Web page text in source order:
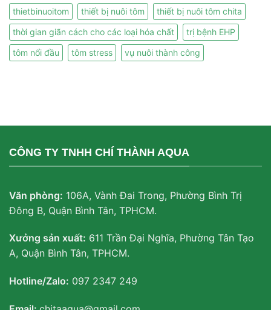
thietbinuoitom
thiết bị nuôi tôm
thiết bị nuôi tôm chita
thời gian giãn cách cho các loại hóa chất
trị bệnh EHP
tôm nổi đầu
tôm stress vụ nuôi thành công
CÔNG TY TNHH CHÍ THÀNH AQUA
Văn phòng: 106A, Vành Đai Trong, Phường Bình Trị
Đông B, Quận Bình Tân, TPHCM.
Xưởng sản xuất: 611 Trần Đại Nghĩa, Phường Tân Tạo
A, Quận Bình Tân, TPHCM.
Hotline/Zalo: 097 2347 249